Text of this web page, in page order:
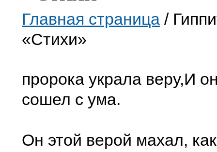
Главная страница /
«Стихи»
пророка украла веру,И
сошел с ума.
Он этой верой махал,